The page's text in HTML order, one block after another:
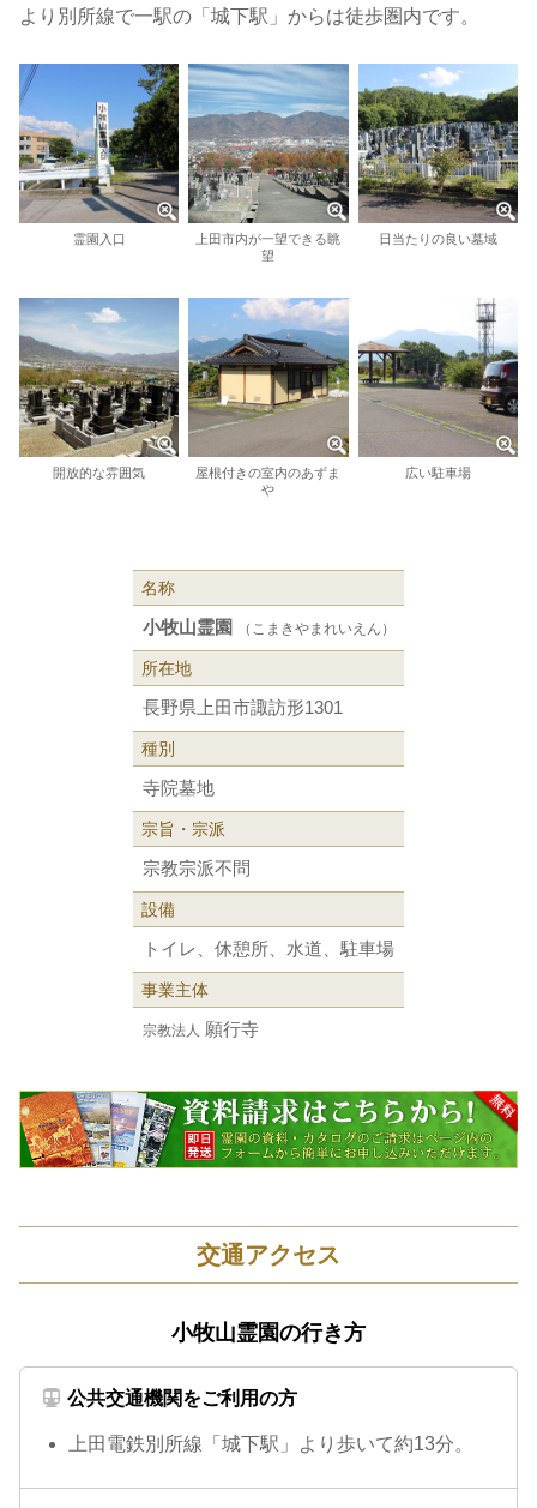
より別所線で一駅の「城下駅」からは徒歩圏内です。
霊園入口
上田市内が一望できる眺
望
日当たりの良い墓域
開放的な雰囲気
屋根付きの室内のあずま
や
広い駐車場
名称
小牧山霊園 （こまきやまれいえん）
所在地
長野県上田市諏訪形1301
種別
寺院墓地
宗旨・宗派
宗教宗派不問
設備
トイレ、休憩所、水道、駐車場
事業主体
宗教法人 願行寺
交通アクセス
小牧山霊園の行き方
公共交通機関をご利用の方
上田電鉄別所線「城下駅」より歩いて約13分。